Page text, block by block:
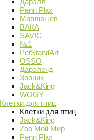
Дарэлл
Penn Plax
Мавлюшев
ВАКА
SAVIC
№1
PetStandArt
OSSO
Дарэленд
Зооник
Jack&King
WOGY
Клетки для птиц
Клетки для птиц
Jack&King
Zoo Мой Мир
Penn Plax